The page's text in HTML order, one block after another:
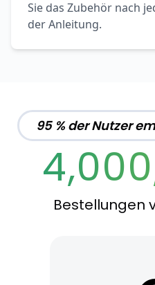
Sie das Zubehör nach
der Anleitung.
95 % der Nutzer
Bestellungen